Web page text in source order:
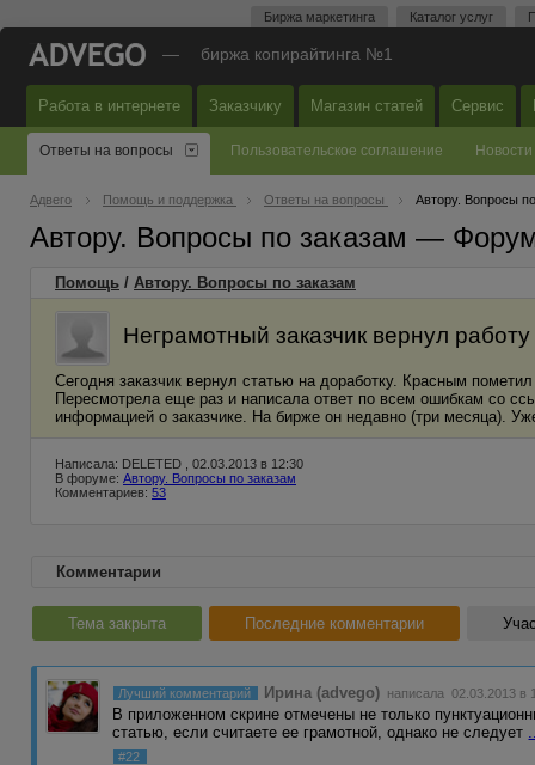
Биржа маркетинга Каталог услуг
— биржа копирайтинга №1
Работа в интернете Заказчику Магазин статей Сервис
Ответы на вопросы Пользовательское соглашение Новости
Адвего Помощь и поддержка Ответы на вопросы Автору. Вопросы
Автору. Вопросы по заказам —
Помощь / Автору. Вопросы по заказам
Неграмотный заказчик вернул
Сегодня заказчик вернул статью на доработку. Красным
Пересмотрела еще раз и написала ответ по всем ошибкам со
информацией о заказчике. На бирже он недавно (три месяца).
Написала: DELETED , 02.03.2013 в 12:30
В форуме: Автору. Вопросы по заказам
Комментариев: 53
Комментарии
Тема закрыта Последние комментарии
Лучший комментарий Ирина (advego) написала 02.03.2013 в
В приложенном скрине отмечены не только
статью, если считаете ее грамотной, однако не следует
#22